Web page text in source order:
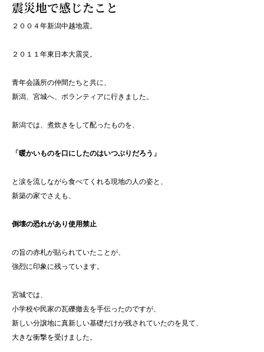
震災地で感じたこと
２００４年新潟中越地震。
２０１１年東日本大震災。
青年会議所の仲間たちと共に、
新潟、宮城へ、ボランティアに行きました。
新潟では、煮炊きをして配ったものを、
「暖かいものを口にしたのはいつぶりだろう」
と涙を流しながら食べてくれる現地の人の姿と、
新築の家でさえも、
倒壊の恐れがあり使用禁止
の旨の赤札が貼られていたことが、
強烈に印象に残っています。
宮城では、
小学校や民家の瓦礫撤去を手伝ったのですが、
新しい分譲地に真新しい基礎だけが残されていたのを見て、
大きな衝撃を受けました。